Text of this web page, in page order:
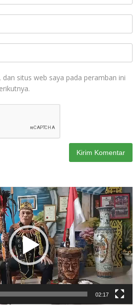
situs web saya pada peramban ini
02:17